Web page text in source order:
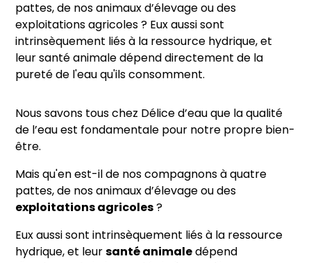
pattes, de nos animaux d’élevage ou des
exploitations agricoles ? Eux aussi sont
intrinsèquement liés à la ressource hydrique, et
leur santé animale dépend directement de la
pureté de l'eau qu'ils consomment.
Nous savons tous chez Délice d’eau que la qualité
de l’eau est fondamentale pour notre propre bien-
être.
Mais qu'en est-il de nos compagnons à quatre
pattes, de nos animaux d’élevage ou des
exploitations agricoles ?
Eux aussi sont intrinsèquement liés à la ressource
hydrique, et leursanté animale dépend